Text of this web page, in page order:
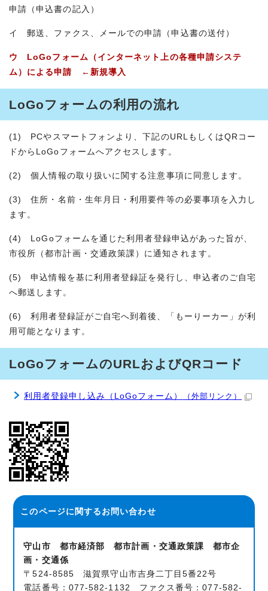
申請（申込書の記入）
イ 郵送、ファクス、メールでの申請（申込書の送付）
ウ LoGoフォーム（インターネット上の各種申請システ
ム）による申請 ←新規導入
LoGoフォームの利用の流れ
(1) PCやスマートフォンより、下記のURLもしくはQRコー
ドからLoGoフォームへアクセスします。
(2) 個人情報の取り扱いに関する注意事項に同意します。
(3) 住所・名前・生年月日・利用要件等の必要事項を入力し
ます。
(4) LoGoフォームを通じた利用者登録申込があった旨が、
市役所（都市計画・交通政策課）に通知されます。
(5) 申込情報を基に利用者登録証を発行し、申込者のご自宅
へ郵送します。
(6) 利用者登録証がご自宅へ到着後、「もーりーカー」が利
用可能となります。
LoGoフォームのURLおよびQRコード
利用者登録申し込み（LoGoフォーム） （外部リンク）
このページに関するお問い合わせ
守山市 都市経済部 都市計画・交通政策課 都市企
画・交通係
〒524-8585 滋賀県守山市吉身二丁目5番22号
電話番号：077-582-1132 ファクス番号：077-582-